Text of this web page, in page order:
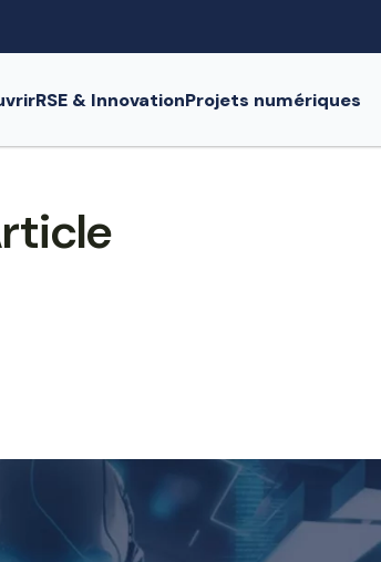
RSE & InnovationProjets numériques